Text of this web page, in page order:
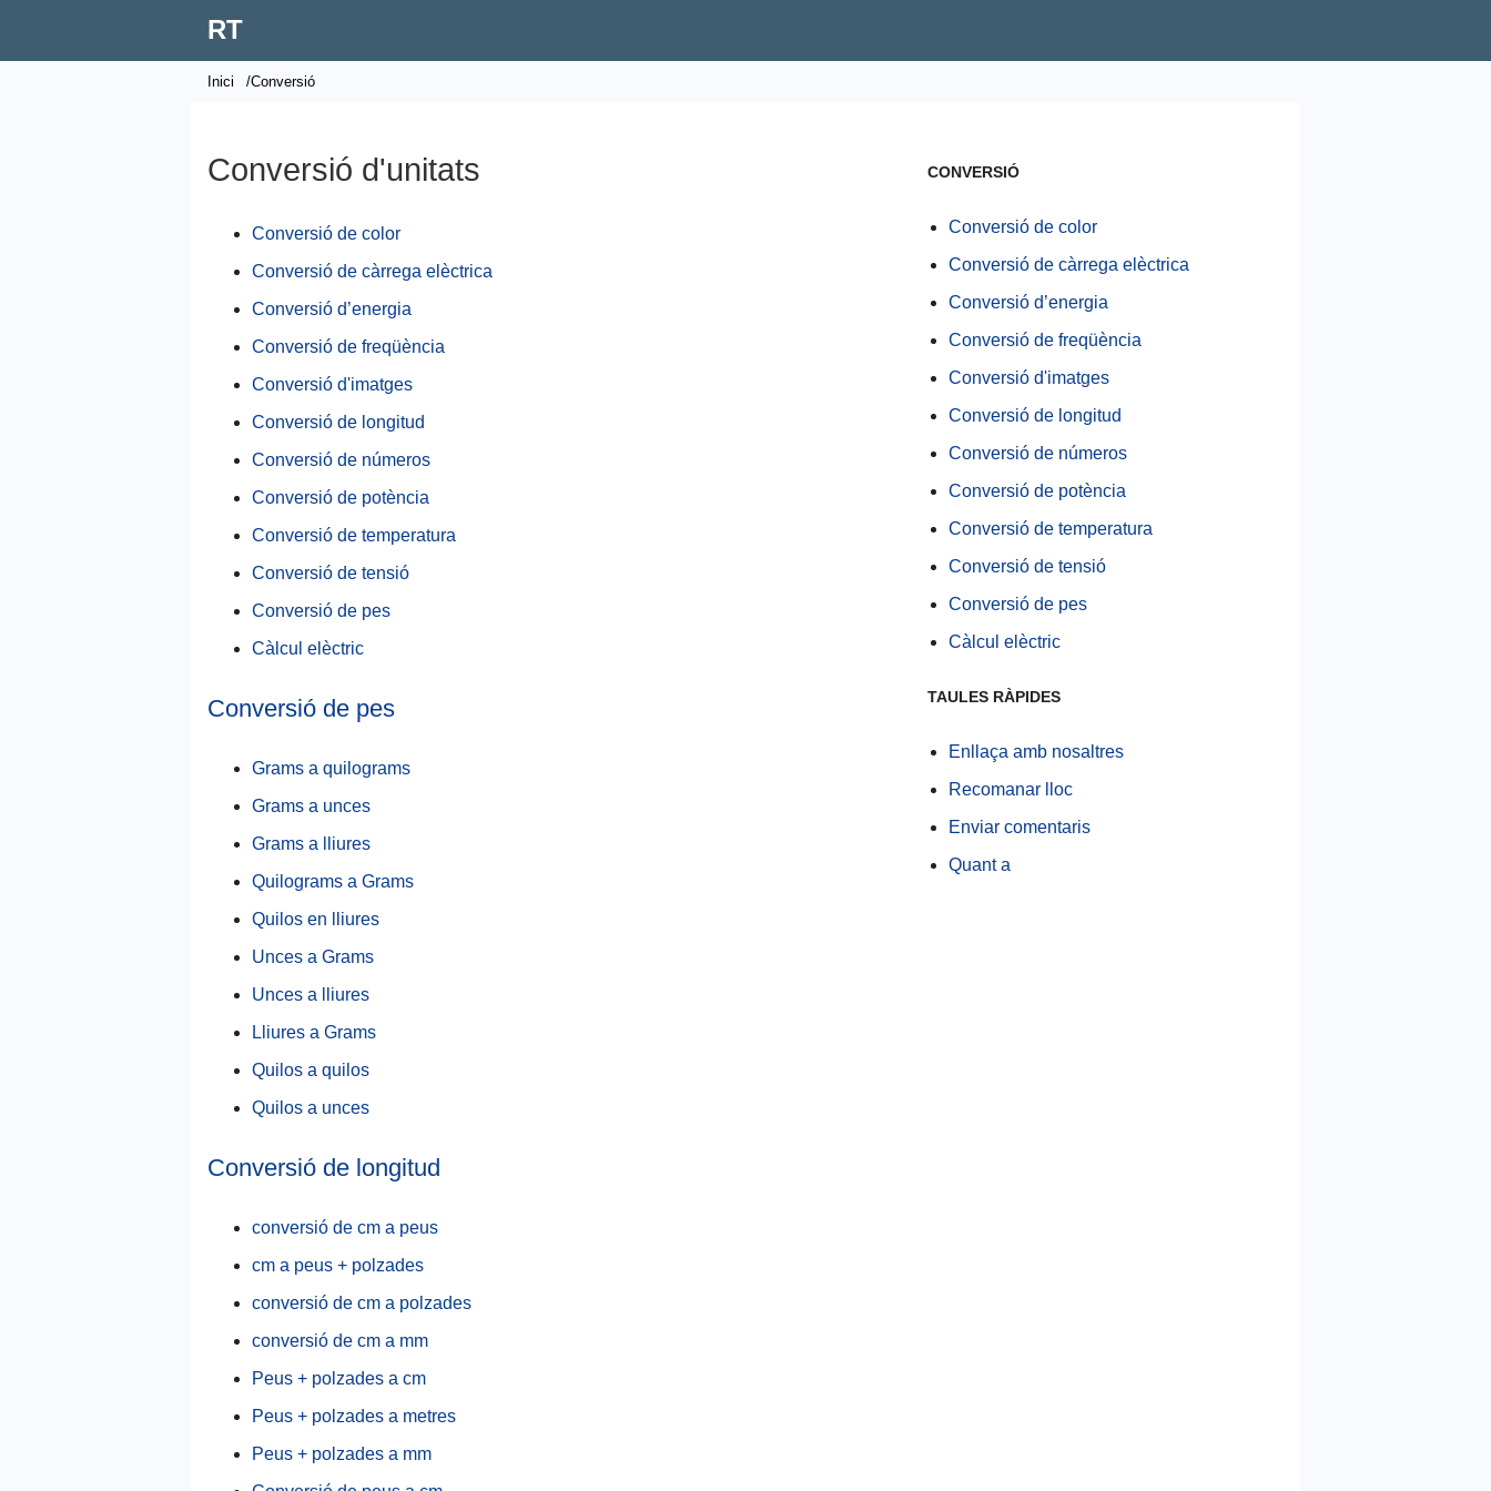
RT
Inici /Conversió
Conversió d'unitats
Conversió de color
Conversió de càrrega elèctrica
Conversió d’energia
Conversió de freqüència
Conversió d'imatges
Conversió de longitud
Conversió de números
Conversió de potència
Conversió de temperatura
Conversió de tensió
Conversió de pes
Càlcul elèctric
Conversió de pes
Grams a quilograms
Grams a unces
Grams a lliures
Quilograms a Grams
Quilos en lliures
Unces a Grams
Unces a lliures
Lliures a Grams
Quilos a quilos
Quilos a unces
Conversió de longitud
conversió de cm a peus
cm a peus + polzades
conversió de cm a polzades
conversió de cm a mm
Peus + polzades a cm
Peus + polzades a metres
Peus + polzades a mm
CONVERSIÓ
Conversió de color
Conversió de càrrega elèctrica
Conversió d’energia
Conversió de freqüència
Conversió d'imatges
Conversió de longitud
Conversió de números
Conversió de potència
Conversió de temperatura
Conversió de tensió
Conversió de pes
Càlcul elèctric
TAULES RÀPIDES
Enllaça amb nosaltres
Recomanar lloc
Enviar comentaris
Quant a